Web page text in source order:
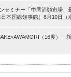
セミナー「中国酒類市場、
本国総領事館）8月10日（
（16度）」